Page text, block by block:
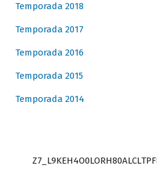
Temporada 2018
Temporada 2017
Temporada 2016
Temporada 2015
Temporada 2014